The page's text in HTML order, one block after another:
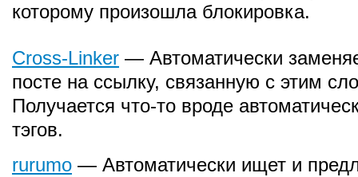
которому произошла блокировка.
Cross-Linker — Автоматически
посте на ссылку, связанную с этим
Получается что-то вроде
тэгов.
rurumo — Автоматически ищет и